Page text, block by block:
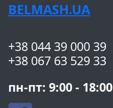
BELMASH.UA
+38 044 39 000 39
+38 067 63 529 33
пн-пт: 9:00 - 18:00